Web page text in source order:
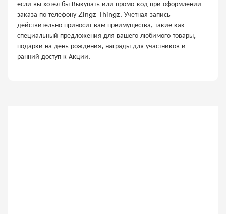
если вы хотел бы Выкупать или промо-код при оформлении
заказа по телефону Zingz Thingz. Учетная запись
действительно приносит вам преимущества, такие как
специальный предложения для вашего любимого товары,
подарки на день рождения, награды для участников и
ранний доступ к Акции.